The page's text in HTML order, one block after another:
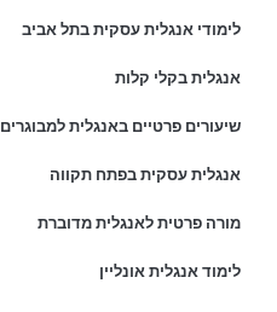
לימודי אנגלית עסקית בתל אביב
אנגלית בקלי קלות
שיעורים פרטיים באנגלית למבוגרים
אנגלית עסקית בפתח תקווה
מורה פרטית לאנגלית מדוברת
לימוד אנגלית אונליין